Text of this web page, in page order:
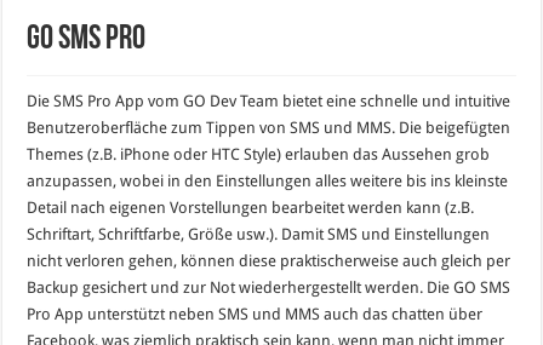
GO SMS Pro
Die SMS Pro App vom GO Dev Team bietet eine schnelle und intuitive
Benutzeroberfläche zum Tippen von SMS und MMS. Die beigefügten
Themes (z.B. iPhone oder HTC Style) erlauben das Aussehen grob
anzupassen, wobei in den Einstellungen alles weitere bis ins kleinste
Detail nach eigenen Vorstellungen bearbeitet werden kann (z.B.
Schriftart, Schriftfarbe, Größe usw.). Damit SMS und Einstellungen
nicht verloren gehen, können diese praktischerweise auch gleich per
Backup gesichert und zur Not wiederhergestellt werden. Die GO SMS
Pro App unterstützt neben SMS und MMS auch das chatten über
Facebook, was ziemlich praktisch sein kann, wenn man nicht immer